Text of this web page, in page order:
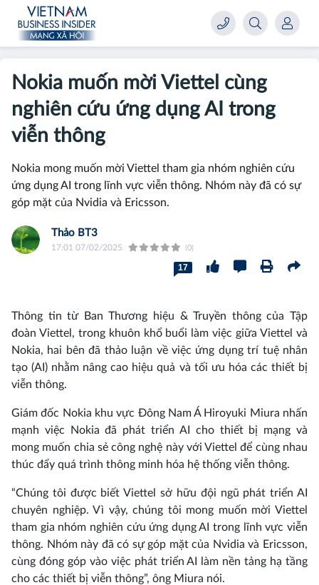
Nokia muốn mời Viettel cùng
nghiên cứu ứng dụng AI trong
viễn thông
Nokia mong muốn mời Viettel tham gia nhóm nghiên cứu
ứng dụng AI trong lĩnh vực viễn thông. Nhóm này đã có sự
góp mặt của Nvidia và Ericsson.
Thảo BT3
17:01 07/02/2025 (0)
17
Thông tin từ Ban Thương hiệu & Truyền thông của Tập
đoàn Viettel, trong khuôn khổ buổi làm việc giữa Viettel và
Nokia, hai bên đã thảo luận về việc ứng dụng trí tuệ nhân
tạo (AI) nhằm nâng cao hiệu quả và tối ưu hóa các thiết bị
viễn thông.
Giám đốc Nokia khu vực Đông Nam Á Hiroyuki Miura nhấn
mạnh việc Nokia đã phát triển AI cho thiết bị mạng và
mong muốn chia sẻ công nghệ này với Viettel để cùng nhau
thúc đẩy quá trình thông minh hóa hệ thống viễn thông.
“Chúng tôi được biết Viettel sở hữu đội ngũ phát triển AI
chuyên nghiệp. Vì vậy, chúng tôi mong muốn mời Viettel
tham gia nhóm nghiên cứu ứng dụng AI trong lĩnh vực viễn
thông. Nhóm này đã có sự góp mặt của Nvidia và Ericsson,
cùng đóng góp vào việc phát triển AI làm nền tảng hạ tầng
cho các thiết bị viễn thông”, ông Miura nói.